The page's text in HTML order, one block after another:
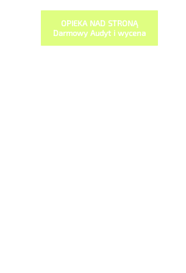
OPIEKA NAD STRONĄ
Darmowy Audyt i wycena